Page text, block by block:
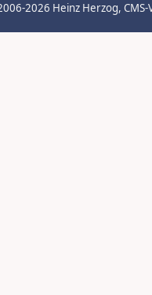
2026 Heinz Herzog,